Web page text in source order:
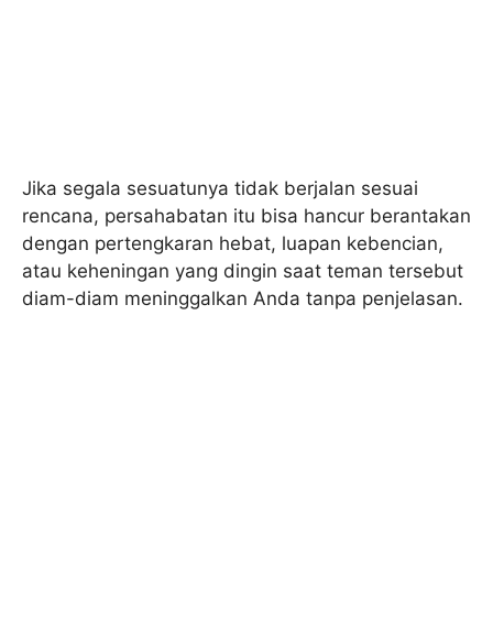
Jika segala sesuatunya tidak berjalan sesuai
rencana, persahabatan itu bisa hancur berantakan
dengan pertengkaran hebat, luapan kebencian,
atau keheningan yang dingin saat teman tersebut
diam-diam meninggalkan Anda tanpa penjelasan.